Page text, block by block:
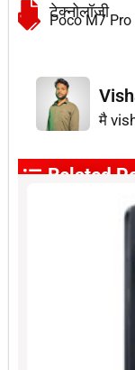
टेक्नोलॉजी
Poco M7
मै
Related